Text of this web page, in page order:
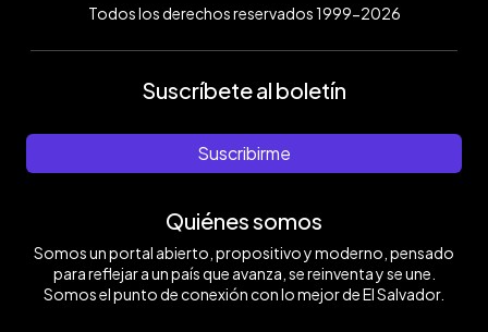
Todos los derechos reservados 1999-2026
Suscríbete al boletín
Suscribirme
Quiénes somos
Somos un portal abierto, propositivo y moderno, pensado
para reflejar a un país que avanza, se reinventa y se une.
Somos el punto de conexión con lo mejor de El Salvador.